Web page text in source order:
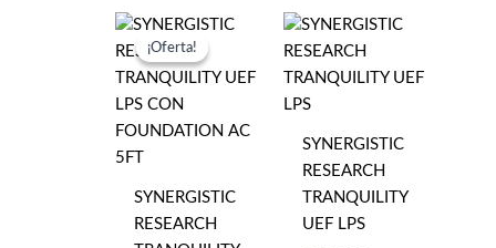
¡Oferta!
¡Oferta!
SYNERGISTIC
RESEARCH
SYNERGISTIC
RESEARCH
TRANQUILITY
UEF LPS